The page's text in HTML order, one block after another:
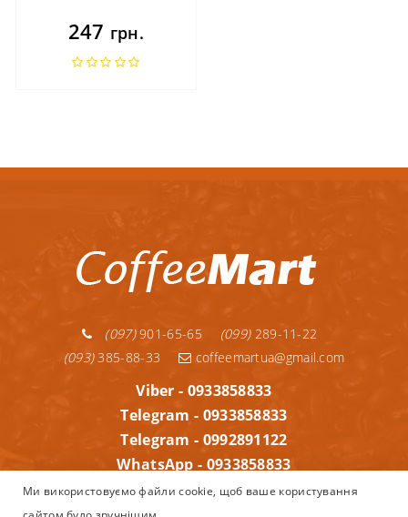
247 грн.
(097)901-65-65 (099)289-11-22
(093)385-88-33 coffeemartua@gmail.com
Viber - 0933858833
Telegram - 0933858833
Telegram - 0992891122
WhatsApp - 0933858833
Інформація
Ми використовуємо файли cookie, щоб ваше користування